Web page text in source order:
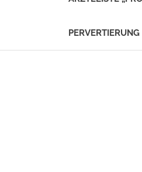
Geborene